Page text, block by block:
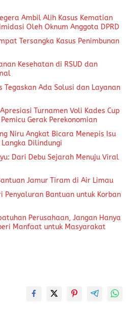
Ambil Alih Kasus Kematian
Oleh Oknum Anggota DPRD
Tersangka Kasus Penimbunan
Kesehatan di RSUD dan
Tegaskan Ada Solusi dan Layanan
Turnamen Voli Kades Cup
Gerak Perekonomian
Niru Angkat Bicara Menepis Isu
Dilindungi
Dari Debu Sejarah Menuju Viral
Jamur Tiram di Air Limau
Penyaluran Bantuan untuk Korban
Perusahaan, Jangan Hanya
Manfaat untuk Masyarakat